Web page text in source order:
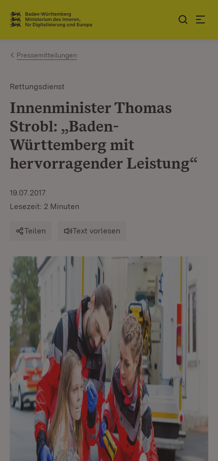
Zum Inhalt springen
Link zur Startseite
Pressemitteilungen
Rettungsdienst
Innenminister Thomas
Strobl: „Baden-
Württemberg mit
hervorragender Leistung“
19.07.2017
Lesezeit: 2 Minuten
Teilen Text vorlesen